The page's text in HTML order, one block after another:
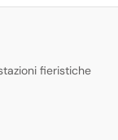
fieristiche